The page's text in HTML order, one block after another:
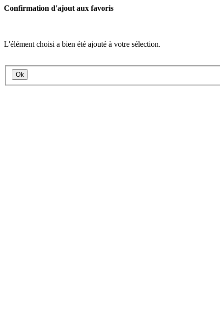
Confirmation d'ajout aux favoris
L'élément choisi a bien été ajouté à votre sélection.